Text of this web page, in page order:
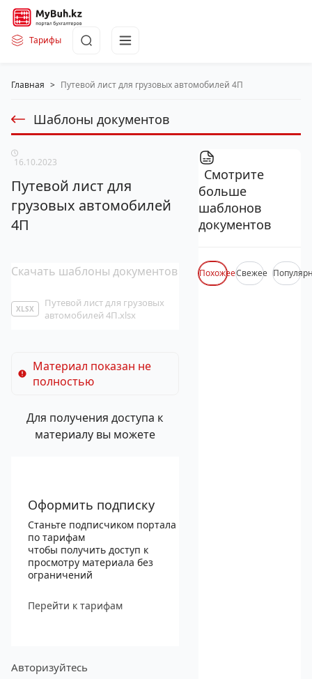
Тарифы
Главная > Путевой лист для грузовых автомобилей 4П
Шаблоны документов
16.10.2023
Путевой лист для
грузовых автомобилей
4П
Скачать шаблоны документов
XLSX
Путевой лист для грузовых
автомобилей 4П.xlsx
Материал показан не
полностью
Для получения доступа к
материалу вы можете
Оформить подписку
Станьте подписчиком портала
по тарифам
чтобы получить доступ к
просмотру материала без
ограничений
Перейти к тарифам
Авторизуйтесь
Смотрите
больше
шаблонов
документов
ПохожееСвежее